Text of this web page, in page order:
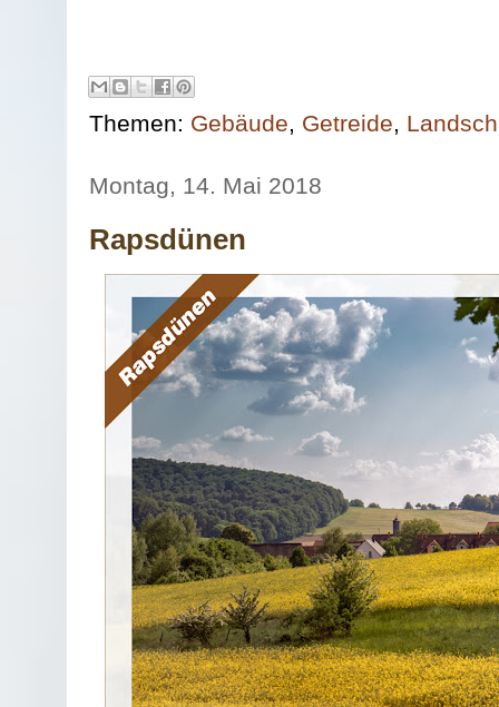
Themen: Gebäude, Getreide,
Montag, 14. Mai 2018
Rapsdünen